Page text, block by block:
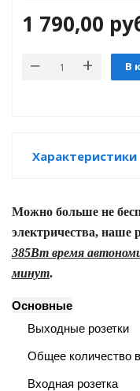
от грозовых
Delta
ИБП
для газовых и
питания
котла
1 790,00
В
Характеристики
Можно больше не
электричества, наше
385Вт время
минут.
Основные
Выходные розетки
Общее количество
Входная розетка